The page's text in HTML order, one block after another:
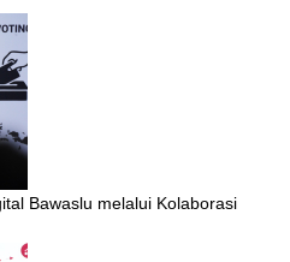
Bawaslu melalui Kolaborasi